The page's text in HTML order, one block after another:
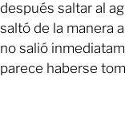
después saltar al
saltó de la manera
no salió
parece haberse